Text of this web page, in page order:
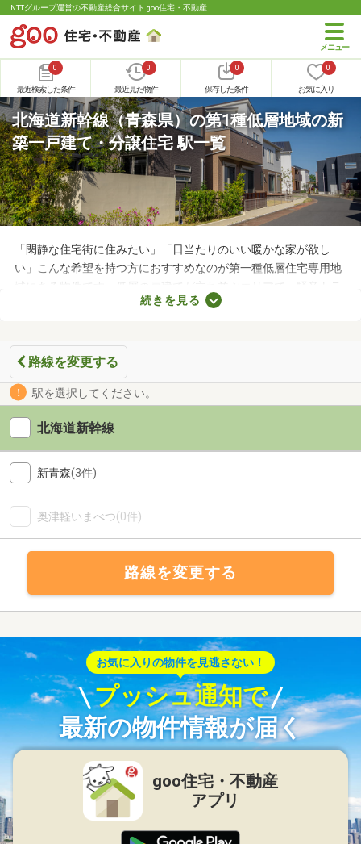
NTTグループ運営の不動産総合サイト goo住宅・不動産
0
最近検索した条件
0
最近見た物件
0
保存した条件
0
お気に入り
北海道新幹線（青森県）の第1種低層地域の新
築一戸建て・分譲住宅 駅一覧
「閑静な住宅街に住みたい」「日当たりのいい暖かな家が欲し
い」こんな希望を持つ方におすすめなのが第一種低層住宅専用地
域にある物件です。低層の戸建てが立ち並ぶエリアで、騒音トラ
ブルが少ない・住みやすい・高層の建物によって日光が遮断され
住居専用地域の新築一戸建てを紹介します。
続きを見る
路線を変更する
駅を選択してください。
北海道新幹線
新青森(3件)
奥津軽いまべつ(0件)
路線を変更する
お気に入りの物件を見逃さない！
プッシュ通知で
最新の物件情報が届く
goo住宅・不動産
アプリ